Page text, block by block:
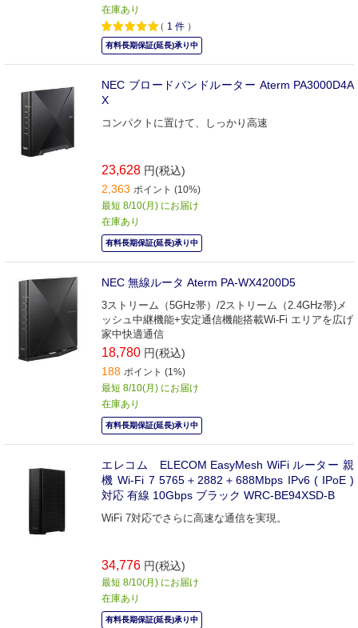
在庫あり
（ 1 件 ）
有料長期保証(延長)承り中
NEC ブロードバンドルーター Aterm PA3000D4A
X
コンパクトに置けて、しっかり高速
23,628 円(税込)
2,363 ポイント (10%)
最短 8/10(月) にお届け
在庫あり
有料長期保証(延長)承り中
NEC 無線ルータ Aterm PA-WX4200D5
3ストリーム（5GHz帯）/2ストリーム（2.4GHz帯)メ
ッシュ中継機能+安定通信機能搭載Wi-Fi エリアを広げ
家中快適通信
18,780 円(税込)
188 ポイント (1%)
最短 8/10(月) にお届け
在庫あり
有料長期保証(延長)承り中
エレコム ELECOM EasyMesh WiFi ルーター 親
機 Wi-Fi 7 5765＋2882＋688Mbps IPv6 ( IPoE )
対応 有線 10Gbps ブラック WRC-BE94XSD-B
WiFi 7対応でさらに高速な通信を実現。
34,776 円(税込)
最短 8/10(月) にお届け
在庫あり
有料長期保証(延長)承り中